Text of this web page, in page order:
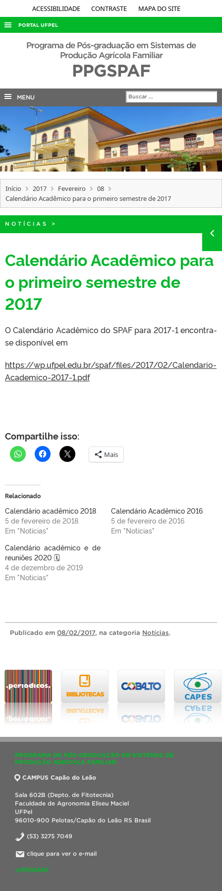
ACESSIBILIDADE CONTRASTE MAPA DO SITE
PORTAL UFPEL
ACESSO À INFORMAÇÃO
EDITAIS
INTERNACIONAL
OUVIDORIA
PORTARIAS
Programa de Pós-graduação em Sistemas de
Produção Agrícola Familiar
PPGSPAF
MENU
Início 2017 Fevereiro
08
Calendário Acadêmico para o primeiro semestre de 2017
NOTÍCIAS >
Calendário Acadêmico para
o primeiro semestre de
2017
O Calendário Acadêmico do SPAF para 2017-1 encontra-
se disponível em
https://wp.ufpel.edu.br/spaf/files/2017/02/Calendario-
Academico-2017-1.pdf
Compartilhe isso:
Mais
Relacionado
Calendário acadêmico 2018
5 de fevereiro de 2018
Em "Notícias"
Calendário Acadêmico 2016
5 de fevereiro de 2016
Em "Notícias"
Calendário acadêmico e de
reuniões 2020 🗓
4 de dezembro de 2019
Em "Notícias"
Publicado em 08/02/2017, na categoria Notícias.
PROGRAMA DE PÓS-GRADUAÇÃO EM SISTEMAS DE
PRODUÇÃO AGRÍCOLA FAMILIAR
CAMPUS Capão do Leão
Sala 602B (Depto. de Fitotecnia)
Faculdade de Agronomia Eliseu Maciel
UFPel
96010-900 Pelotas/Capão do Leão RS Brasil
(53) 3275 7049
clique para ver o e-mail
@PPGSPAF